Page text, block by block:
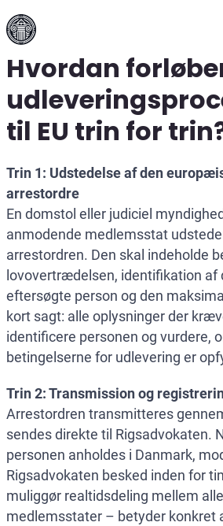
Hvordan
til EU trin for
Trin 1: Udstedelse af den
arrestordre
En domstol eller judiciel
anmodende medlemsstat
arrestordren. Den skal indeholde
lovovertrædelsen, identifikation af
eftersøgte person og den
kort sagt: alle oplysninger der
identificere personen og vurdere,
betingelserne for udlevering er
Trin 2: Transmission og
Arrestordren transmitteres
sendes direkte til Rigsadvokaten.
personen anholdes i Danmark,
Rigsadvokaten besked inden for
muliggør realtidsdeling mellem
medlemsstater – betyder konkret